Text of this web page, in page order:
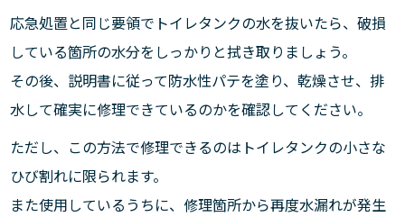
応急処置と同じ要領でトイレタンクの水を抜いたら、破損
している箇所の水分をしっかりと拭き取りましょう。
その後、説明書に従って防水性パテを塗り、乾燥させ、排
水して確実に修理できているのかを確認してください。
ただし、この方法で修理できるのはトイレタンクの小さな
ひび割れに限られます。
また使用しているうちに、修理箇所から再度水漏れが発生